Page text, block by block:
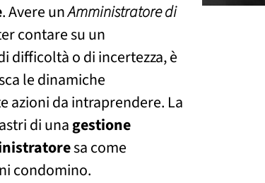
. Avere unAmministratore di
contare su un
difficoltà o di incertezza, è
le dinamiche
azioni da intraprendere. La
di unagestione
sa come
condomino.